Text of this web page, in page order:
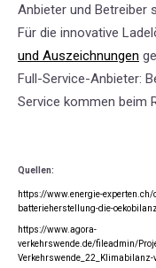
Anbieter und Betreiber
Für die innovative
und Auszeichnungen
Full-Service-Anbieter:
Service kommen beim
Quellen:
https://www.energie-
batterieherstellung-die-
https://www.agora-
verkehrswende.de/fileadmin/
Verkehrswende_22_Klimabilanz-